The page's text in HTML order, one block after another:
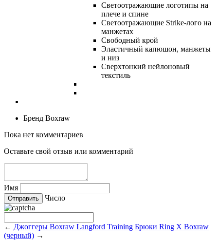
Светоотражающие логотипы на
плече и спине
Светоотражающие Strike-лого на
манжетах
Свободный крой
Эластичный капюшон, манжеты
и низ
Сверхтонкий нейлоновый
текстиль
Бренд Boxraw
Пока нет комментариев
Оставьте свой отзыв или комментарий
Имя
Число
← Джоггеры Boxraw Langford Training Брюки Ring X Boxraw
(черный) →